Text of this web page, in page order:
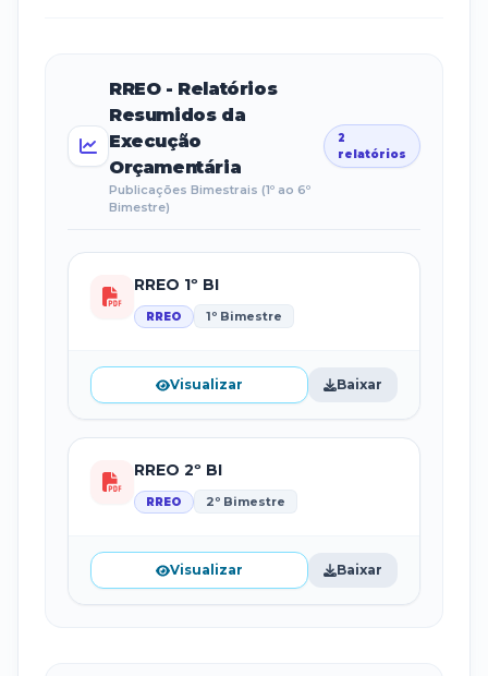
RREO - Relatórios
Resumidos da
Execução
Orçamentária
Publicações Bimestrais (1º ao 6º
Bimestre)
2
relatórios
RREO 1º BI
RREO 1º Bimestre
Visualizar Baixar
RREO 2º BI
RREO 2º Bimestre
Visualizar Baixar